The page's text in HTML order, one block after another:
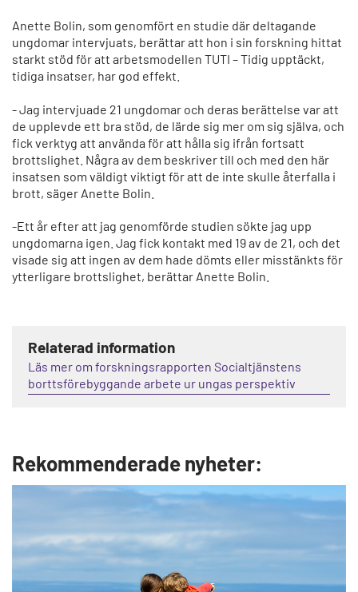
Anette Bolin, som genomfört en studie där deltagande
ungdomar intervjuats, berättar att hon i sin forskning hittat
starkt stöd för att arbetsmodellen TUTI – Tidig upptäckt,
tidiga insatser, har god effekt.
- Jag intervjuade 21 ungdomar och deras berättelse var att
de upplevde ett bra stöd, de lärde sig mer om sig själva, och
fick verktyg att använda för att hålla sig ifrån fortsatt
brottslighet. Några av dem beskriver till och med den här
insatsen som väldigt viktigt för att de inte skulle återfalla i
brott, säger Anette Bolin.
-Ett år efter att jag genomförde studien sökte jag upp
ungdomarna igen. Jag fick kontakt med 19 av de 21, och det
visade sig att ingen av dem hade dömts eller misstänkts för
ytterligare brottslighet, berättar Anette Bolin.
Relaterad information
Läs mer om forskningsrapporten Socialtjänstens
borttsförebyggande arbete ur ungas perspektiv
Rekommenderade nyheter: